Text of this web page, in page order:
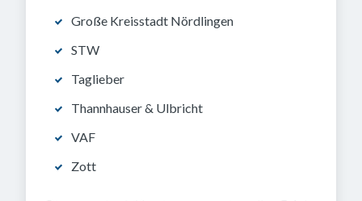
Große Kreisstadt Nördlingen
STW
Taglieber
Thannhauser & Ulbricht
VAF
Zott